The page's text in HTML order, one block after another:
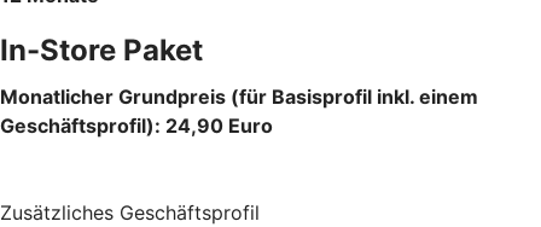
In-Store Paket
Monatlicher Grundpreis (für Basisprofil inkl. einem
Geschäftsprofil): 24,90 Euro
Zusätzliches Geschäftsprofil